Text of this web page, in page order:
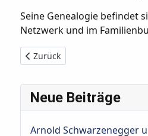
Seine Genealogie befindet
Netzwerk und im
Vorheriger Beitrag: Josef I.
Zurück
Neue Beiträge
Arnold Schwarzenegger